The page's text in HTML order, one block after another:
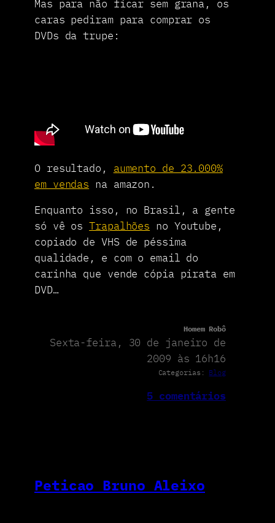
Mas para não ficar sem grana, os
caras pediram para comprar os
DVDs da trupe:
O resultado, aumento de 23.000%
em vendas na amazon.
Enquanto isso, no Brasil, a gente
só vê osTrapalhões no Youtube,
copiado de VHS de péssima
qualidade, e com o email do
carinha que vende cópia pirata em
DVD…
Homem Robô
Sexta-feira, 30 de janeiro de
2009 às 16h16
Categorias: Blog
5 comentários
Peticao Bruno Aleixo